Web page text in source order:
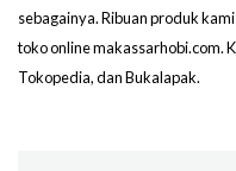
sebagainya. Ribuan produk
toko online makassarhobi.com.
Tokopedia, dan Bukalapak.